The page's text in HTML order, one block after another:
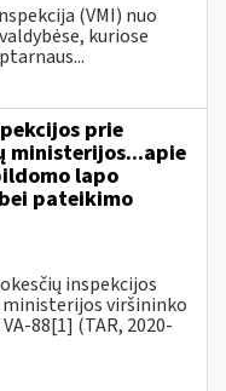
(VMI) nuo
kuriose
prie
ministerijos...apie
lapo
pateikimo
inspekcijos
viršininko
88[1] (TAR, 2020-